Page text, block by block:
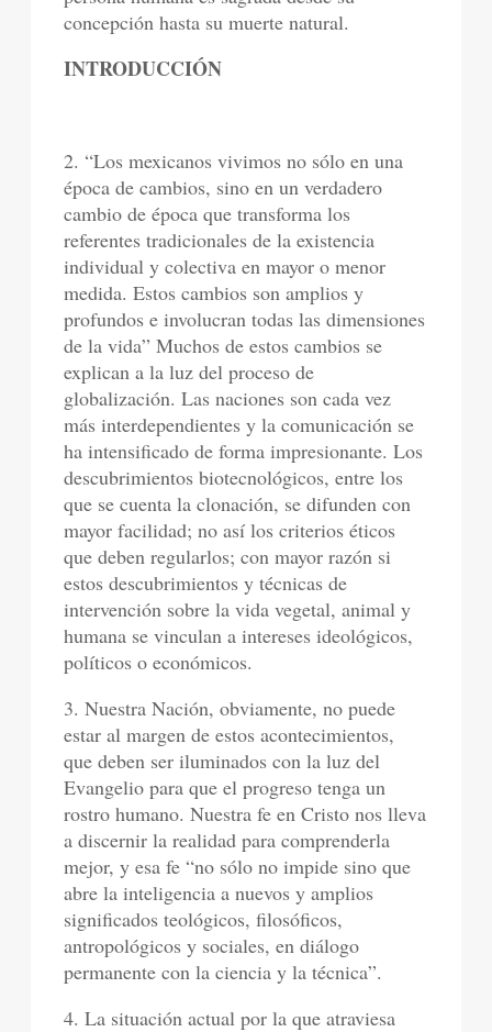
concepción hasta su muerte natural.
INTRODUCCIÓN
2. “Los mexicanos vivimos no sólo en una
época de cambios, sino en un verdadero
cambio de época que transforma los
referentes tradicionales de la existencia
individual y colectiva en mayor o menor
medida. Estos cambios son amplios y
profundos e involucran todas las dimensiones
de la vida” Muchos de estos cambios se
explican a la luz del proceso de
globalización. Las naciones son cada vez
más interdependientes y la comunicación se
ha intensificado de forma impresionante. Los
descubrimientos biotecnológicos, entre los
que se cuenta la clonación, se difunden con
mayor facilidad; no así los criterios éticos
que deben regularlos; con mayor razón si
estos descubrimientos y técnicas de
intervención sobre la vida vegetal, animal y
humana se vinculan a intereses ideológicos,
políticos o económicos.
3. Nuestra Nación, obviamente, no puede
estar al margen de estos acontecimientos,
que deben ser iluminados con la luz del
Evangelio para que el progreso tenga un
rostro humano. Nuestra fe en Cristo nos lleva
a discernir la realidad para comprenderla
mejor, y esa fe “no sólo no impide sino que
abre la inteligencia a nuevos y amplios
significados teológicos, filosóficos,
antropológicos y sociales, en diálogo
permanente con la ciencia y la técnica”.
4. La situación actual por la que atraviesa